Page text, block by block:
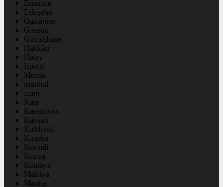
Erzurum
Eskişehir
Gaziantep
Giresun
Gümüşhane
Hakkâri
Hatay
Isparta
Mersin
istanbul
izmir
Kars
Kastamonu
Kayseri
Kırklareli
Kırşehir
Kocaeli
Konya
Kütahya
Malatya
Manisa